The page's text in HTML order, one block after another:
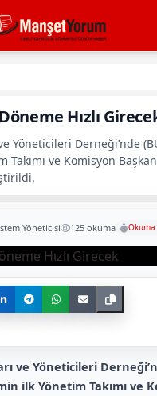
Hızlı
Yöneticileri Derneği’nde
ve Komisyon
Yöneticisi 125 okuma
ve Yöneticileri
ilk Yönetim Takımı ve